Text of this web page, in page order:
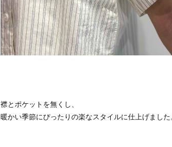
襟とポケットを無くし、
暖かい季節にぴったりの楽なスタイルに仕上げました